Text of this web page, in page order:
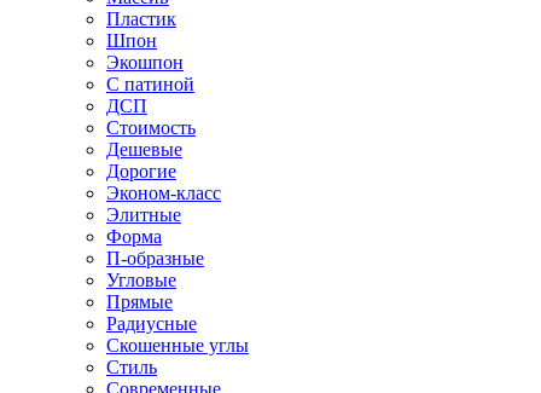
Пластик
Шпон
Экошпон
С патиной
ДСП
Стоимость
Дешевые
Дорогие
Эконом-класс
Элитные
Форма
П-образные
Угловые
Прямые
Радиусные
Скошенные углы
Стиль
Современные